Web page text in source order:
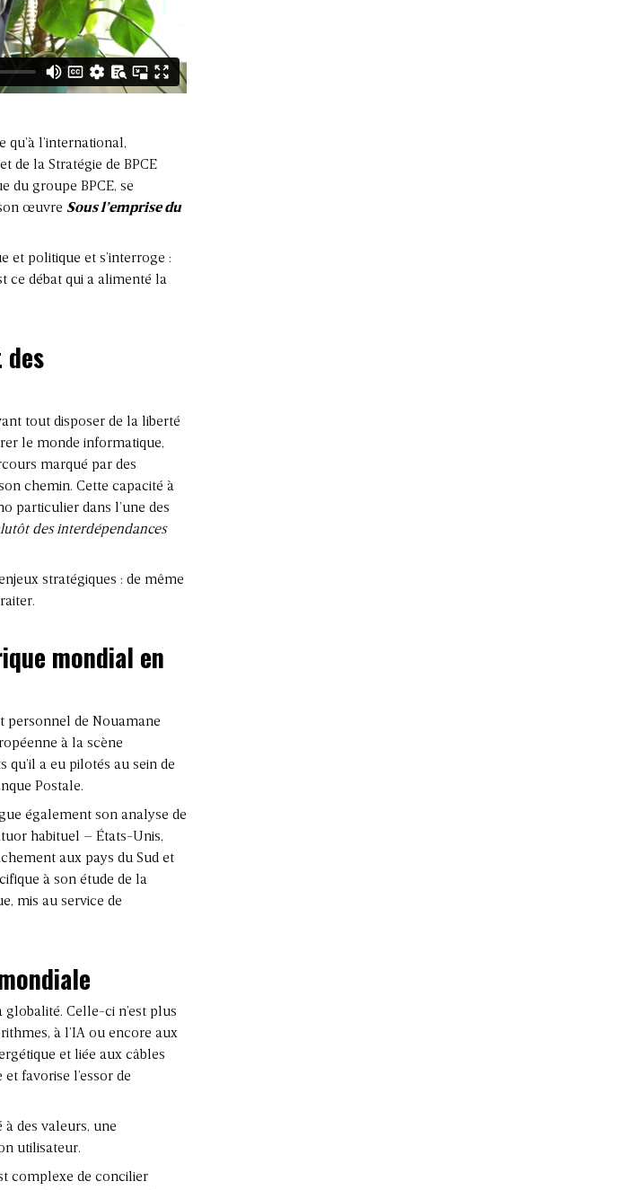
qu’à l’international,
de la Stratégie de BPCE
du groupe BPCE, se
œuvre Sous l’emprise du
et politique et s’interroge :
ce débat qui a alimenté la
tout disposer de la liberté
le monde informatique,
marqué par des
chemin. Cette capacité à
particulier dans l’une des
des interdépendances
stratégiques : de même
mondial en
personnel de Nouamane
à la scène
a eu pilotés au sein de
Postale.
également son analyse de
habituel – États-Unis,
aux pays du Sud et
à son étude de la
mis au service de
Celle-ci n’est plus
à l’IA ou encore aux
et liée aux câbles
favorise l’essor de
des valeurs, une
utilisateur.
complexe de concilier